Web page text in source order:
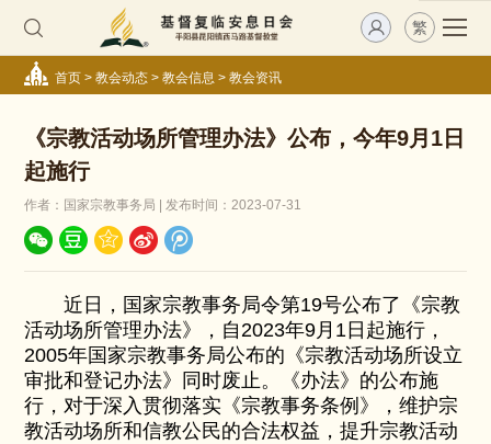
繁
首页> 教会动态> 教会信息 > 教会资讯
《宗教活动场所管理办法》公布，今年9月1日
起施行
作者：国家宗教事务局 | 发布时间：2023-07-31
近日，国家宗教事务局令第19号公布了《宗教
活动场所管理办法》，自2023年9月1日起施行，
2005年国家宗教事务局公布的《宗教活动场所设立
审批和登记办法》同时废止。《办法》的公布施
行，对于深入贯彻落实《宗教事务条例》，维护宗
教活动场所和信教公民的合法权益，提升宗教活动